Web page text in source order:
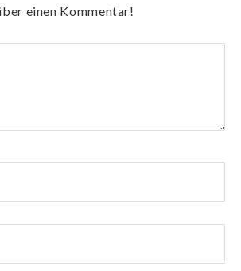
einen Kommentar!